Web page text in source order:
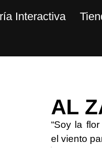
Interactiva
AL
“Soy la
el viento